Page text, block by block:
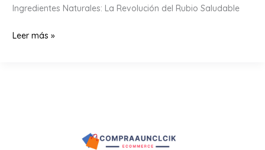
Ingredientes Naturales: La Revolución del Rubio Saludable
Tratamiento
Leer más »